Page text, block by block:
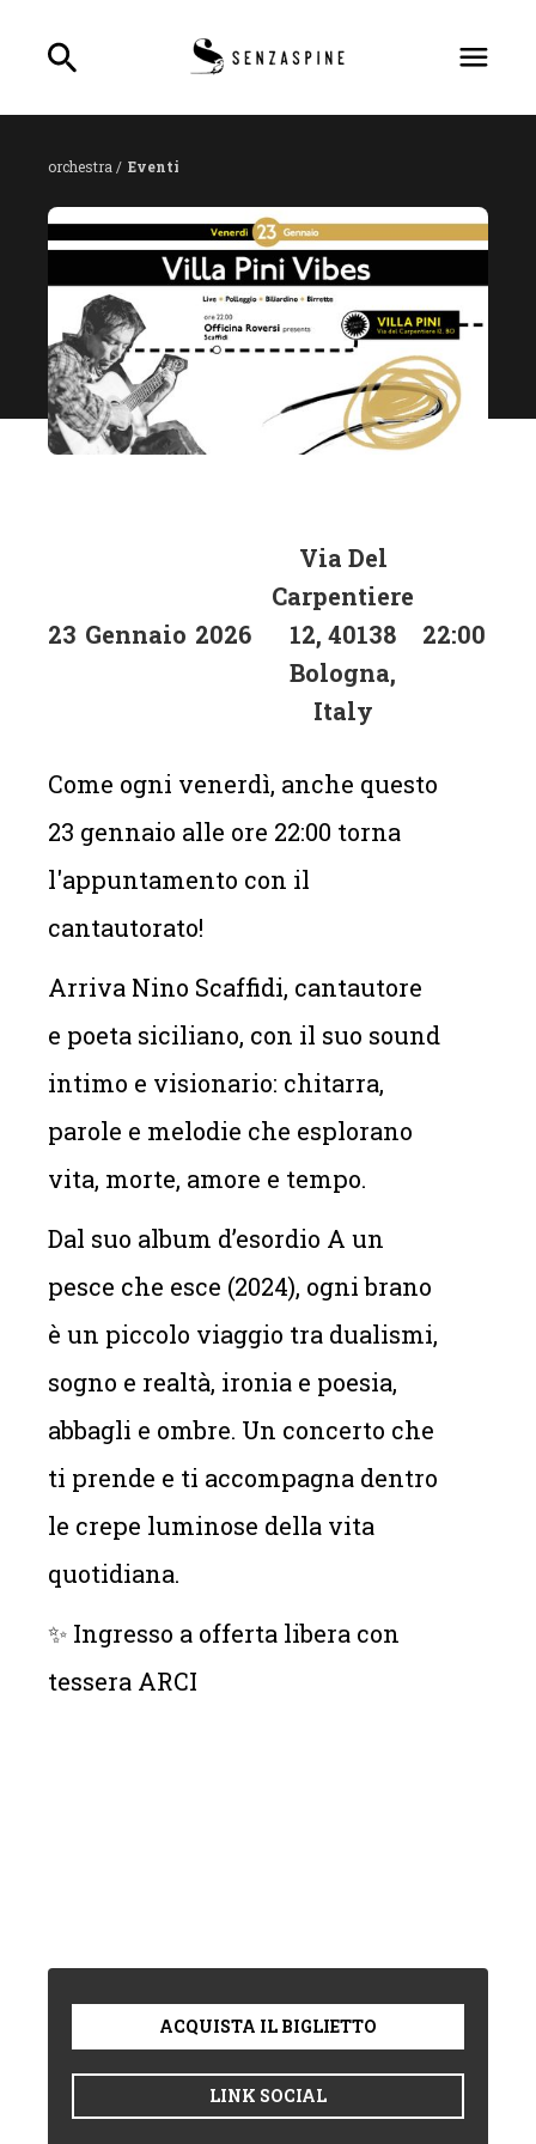
orchestra / Eventi
23 Gennaio 2026
Via Del
Carpentiere
12, 40138
Bologna,
Italy
22:00
Come ogni venerdì, anche questo
23 gennaio alle ore 22:00 torna
l'appuntamento con il
cantautorato!
Arriva Nino Scaffidi, cantautore
e poeta siciliano, con il suo sound
intimo e visionario: chitarra,
parole e melodie che esplorano
vita, morte, amore e tempo.
Dal suo album d’esordio A un
pesce che esce (2024), ogni brano
è un piccolo viaggio tra dualismi,
sogno e realtà, ironia e poesia,
abbagli e ombre. Un concerto che
ti prende e ti accompagna dentro
le crepe luminose della vita
quotidiana.
✨ Ingresso a offerta libera con
tessera ARCI
ACQUISTA IL BIGLIETTO
LINK SOCIAL